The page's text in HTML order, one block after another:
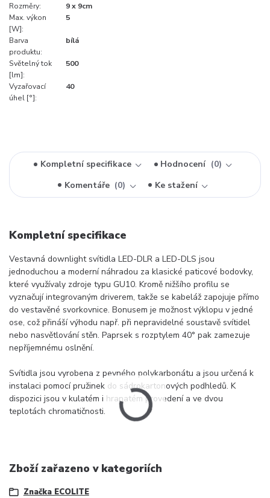
Rozměry:
9 x 9cm
Max. výkon
[W]:
5
Barva
produktu:
bílá
Světelný tok
[lm]:
500
Vyzařovací
úhel [°]:
40
Kompletní specifikace Hodnocení
0
Komentáře
0 Ke stažení
Kompletní specifikace
Vestavná downlight svítidla LED-DLR a LED-DLS jsou
jednoduchou a moderní náhradou za klasické paticové bodovky,
které využívaly zdroje typu GU10. Kromě nižšího profilu se
vyznačují integrovaným driverem, takže se kabeláž zapojuje přímo
do vestavěné svorkovnice. Bonusem je možnost výklopu v jedné
ose, což přináší výhodu např. při nepravidelné soustavě svítidel
nebo nasvětlování stěn. Paprsek s rozptylem 40° pak zamezuje
nepříjemnému oslnění.
Svítidla jsou vyrobena z pevného polykarbonátu a jsou určená k
instalaci pomocí pružinek do sádrokartonových podhledů. K
dispozici jsou v kulatém i hranatém provedení a ve dvou
teplotách chromatičnosti.
Zboží zařazeno v kategoriích
Značka ECOLITE